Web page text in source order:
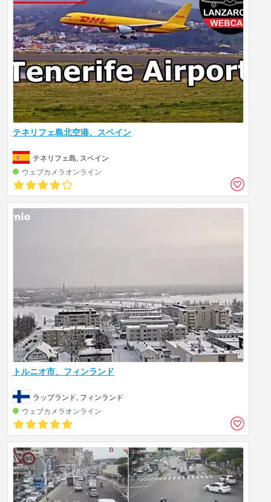
テネリフェ島北空港、スペイン
テネリフェ島, スペイン
ウェブカメラオンライン
トルニオ市、フィンランド
ラップランド, フィンランド
ウェブカメラオンライン